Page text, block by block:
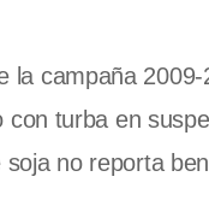
la campaña
turba en
no reporta